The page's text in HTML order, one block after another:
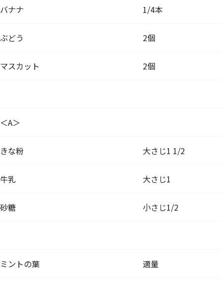
バナナ 1/4本
ぶどう 2個
マスカット 2個
＜A＞
きな粉 大さじ1 1/2
牛乳 大さじ1
砂糖 小さじ1/2
ミントの葉 適量